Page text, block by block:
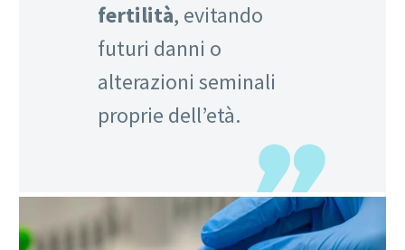
fertilità, evitando
futuri danni o
alterazioni seminali
proprie dell’età.